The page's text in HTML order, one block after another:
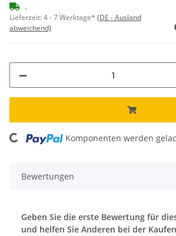
.
Lieferzeit:4 - 7 Werktage* (DE - Ausland
abweichend)
Loading... Komponenten werden
Bewertungen
Geben Sie die erste Bewertung für
und helfen Sie Anderen bei der